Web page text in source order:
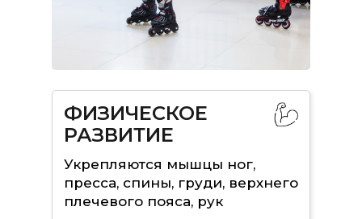
ФИЗИЧЕСКОЕ
РАЗВИТИЕ
Укрепляются мышцы ног,
пресса, спины, груди, верхнего
плечевого пояса, рук